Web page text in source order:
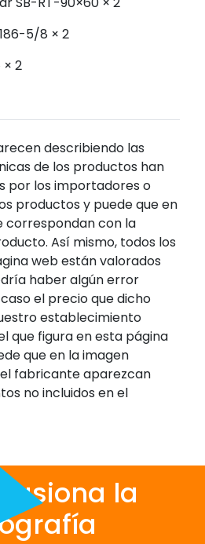
5/8 × 2
2
describiendo las
de los productos han
por los importadores o
productos y puede que en
correspondan con la
Así mismo, todos los
web están valorados
haber algún error
el precio que dicho
establecimiento
que figura en esta página
que en la imagen
fabricante aparezcan
no incluidos en el
la